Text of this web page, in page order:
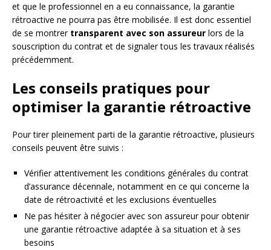
et que le professionnel en a eu connaissance, la garantie
rétroactive ne pourra pas être mobilisée. Il est donc essentiel
de se montrer transparent avec son assureur lors de la
souscription du contrat et de signaler tous les travaux réalisés
précédemment.
Les conseils pratiques pour
optimiser la garantie rétroactive
Pour tirer pleinement parti de la garantie rétroactive, plusieurs
conseils peuvent être suivis :
Vérifier attentivement les conditions générales du contrat
d’assurance décennale, notamment en ce qui concerne la
date de rétroactivité et les exclusions éventuelles
Ne pas hésiter à négocier avec son assureur pour obtenir
une garantie rétroactive adaptée à sa situation et à ses
besoins